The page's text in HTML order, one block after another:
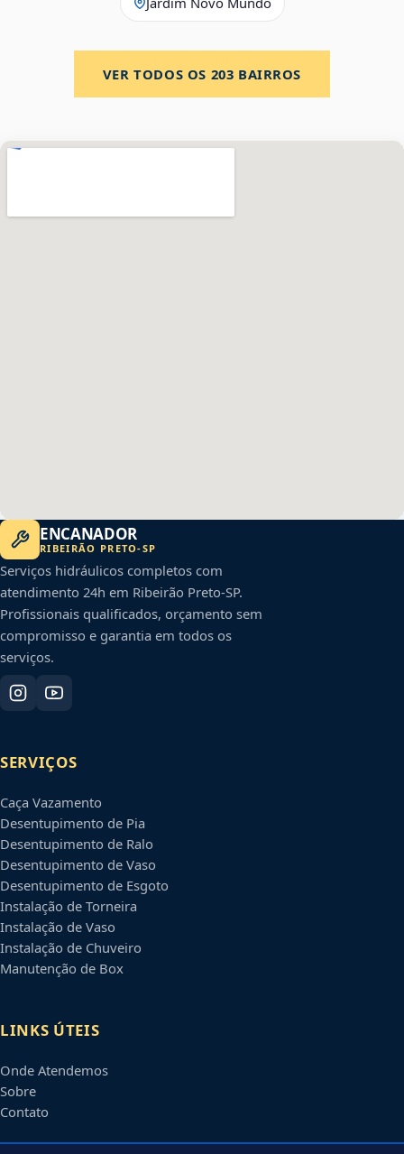
VER TODOS OS 203 BAIRROS
ENCANADOR
RIBEIRÃO PRETO-SP
Serviços hidráulicos completos com
atendimento 24h em Ribeirão Preto-SP.
Profissionais qualificados, orçamento sem
compromisso e garantia em todos os
serviços.
SERVIÇOS
Caça Vazamento
Desentupimento de Pia
Desentupimento de Ralo
Desentupimento de Vaso
Desentupimento de Esgoto
Instalação de Torneira
Instalação de Vaso
Instalação de Chuveiro
Manutenção de Box
LINKS ÚTEIS
Onde Atendemos
Sobre
Contato